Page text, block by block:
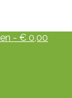
- € 0,00